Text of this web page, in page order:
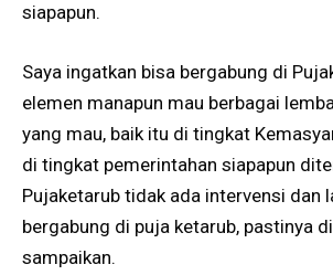
siapapun.
Saya ingatkan bisa bergabung di
elemen manapun mau berbagai
yang mau, baik itu di tingkat
di tingkat pemerintahan siapapun
Pujaketarub tidak ada intervensi dan
bergabung di puja ketarub, pastinya
sampaikan.